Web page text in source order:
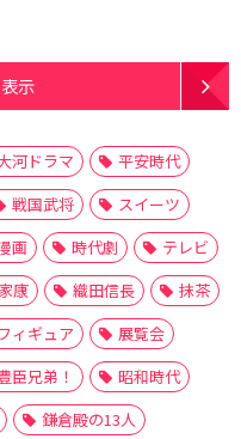
示
河ドラマ
平安時代
戦国武将
スイーツ
画 時代劇
テレビ
康 織田信長
抹茶
ィギュア
展覧会
臣兄弟！
昭和時代
鎌倉殿の13人